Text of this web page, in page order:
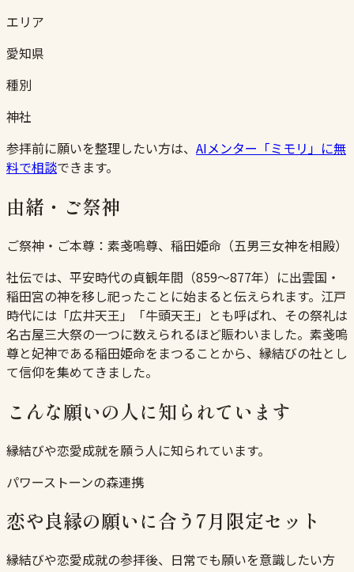
エリア
愛知県
種別
神社
参拝前に願いを整理したい方は、 AIメンター「ミモリ」に無
料で相談できます。
由緒・ご祭神
ご祭神・ご本尊： 素戔嗚尊、稲田姫命（五男三女神を相殿）
社伝では、平安時代の貞観年間（859〜877年）に出雲国・
稲田宮の神を移し祀ったことに始まると伝えられます。江戸
時代には「広井天王」「牛頭天王」とも呼ばれ、その祭礼は
名古屋三大祭の一つに数えられるほど賑わいました。素戔嗚
尊と妃神である稲田姫命をまつることから、縁結びの社とし
て信仰を集めてきました。
こんな願いの人に知られています
縁結びや恋愛成就を願う人に知られています。
パワーストーンの森連携
恋や良縁の願いに合う7月限定セット
縁結びや恋愛成就の参拝後、日常でも願いを意識したい方